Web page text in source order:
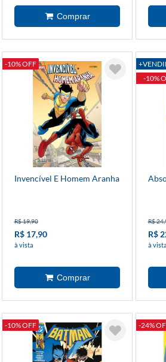
-10% OFF
Invencível E Homem Aranha
R$ 19,90
R$ 17,90
à vista
-10%
R$
R$
à vista
-10% OFF -24%